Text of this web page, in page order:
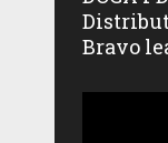
Bravo